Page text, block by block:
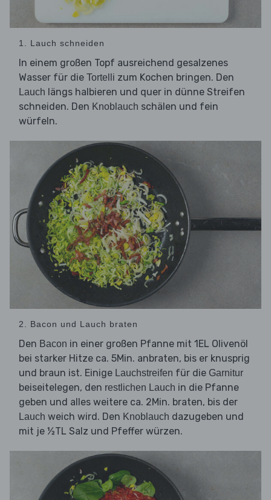
1. Lauch schneiden
In einem großen Topf ausreichend gesalzenes
Wasser für die Tortelli zum Kochen bringen. Den
Lauch längs halbieren und quer in dünne Streifen
schneiden. Den Knoblauch schälen und fein
würfeln.
2. Bacon und Lauch braten
Den Bacon in einer großen Pfanne mit 1EL Olivenöl
bei starker Hitze ca. 5Min. anbraten, bis er knusprig
und braun ist. Einige Lauchstreifen für die Garnitur
beiseitelegen, den restlichen Lauch in die Pfanne
geben und alles weitere ca. 2Min. braten, bis der
Lauch weich wird. Den Knoblauch dazugeben und
mit je ½TL Salz und Pfeffer würzen.